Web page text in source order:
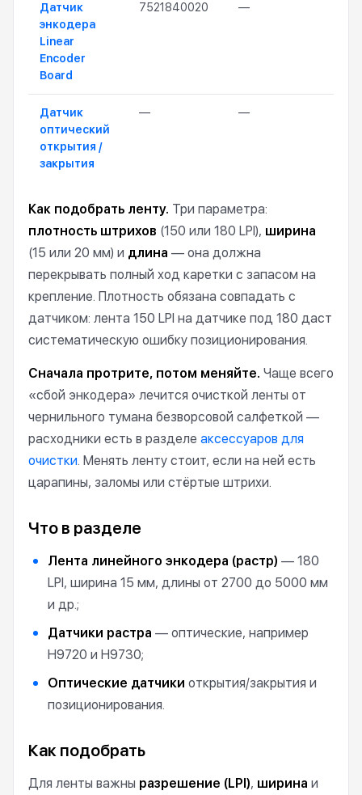
Датчик
энкодера
Linear
Encoder
Board
7521840020 —
Датчик
оптический
открытия /
закрытия
— —
Как подобрать ленту. Три параметра:
плотность штрихов (150 или 180 LPI), ширина
(15 или 20 мм) и длина — она должна
перекрывать полный ход каретки с запасом на
крепление. Плотность обязана совпадать с
датчиком: лента 150 LPI на датчике под 180 даст
систематическую ошибку позиционирования.
Сначала протрите, потом меняйте. Чаще всего
«сбой энкодера» лечится очисткой ленты от
чернильного тумана безворсовой салфеткой —
расходники есть в разделе аксессуаров для
очистки. Менять ленту стоит, если на ней есть
царапины, заломы или стёртые штрихи.
Что в разделе
Лента линейного энкодера (растр) — 180
LPI, ширина 15 мм, длины от 2700 до 5000 мм
и др.;
Датчики растра — оптические, например
H9720 и H9730;
Оптические датчики открытия/закрытия и
позиционирования.
Как подобрать
Для ленты важны разрешение (LPI), ширина и